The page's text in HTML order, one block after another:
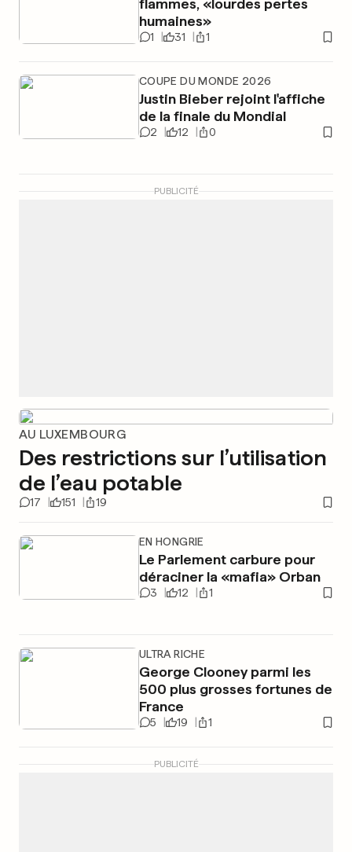
flammes, «lourdes pertes
humaines»
1 31 1
COUPE DU MONDE 2026
Justin Bieber rejoint l'affiche
de la finale du Mondial
2 12 0
PUBLICITÉ
AU LUXEMBOURG
Des restrictions sur l’utilisation
de l’eau potable
17 151 19
EN HONGRIE
Le Parlement carbure pour
déraciner la «mafia» Orban
3 12 1
ULTRA RICHE
George Clooney parmi les
500 plus grosses fortunes de
France
5 19 1
PUBLICITÉ